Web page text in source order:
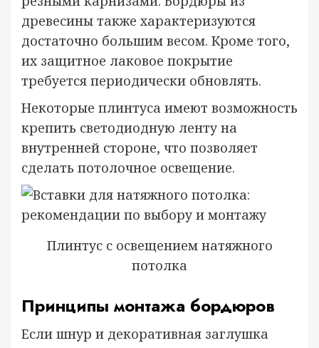
древесины также характеризуются
достаточно большим весом. Кроме того,
их защитное лаковое покрытие
требуется периодически обновлять.
Некоторые плинтуса имеют возможность
крепить светодиодную ленту на
внутренней стороне, что позволяет
сделать потолочное освещение.
Плинтус с освещением натяжного
потолка
Принципы монтажа бордюров
Если шнур и декоративная заглушка